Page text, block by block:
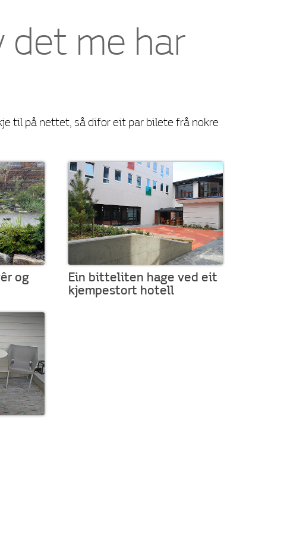
det me har
til på nettet, så difor eit par bilete frå nokre
og
Ein bitteliten hage ved eit
kjempestort hotell